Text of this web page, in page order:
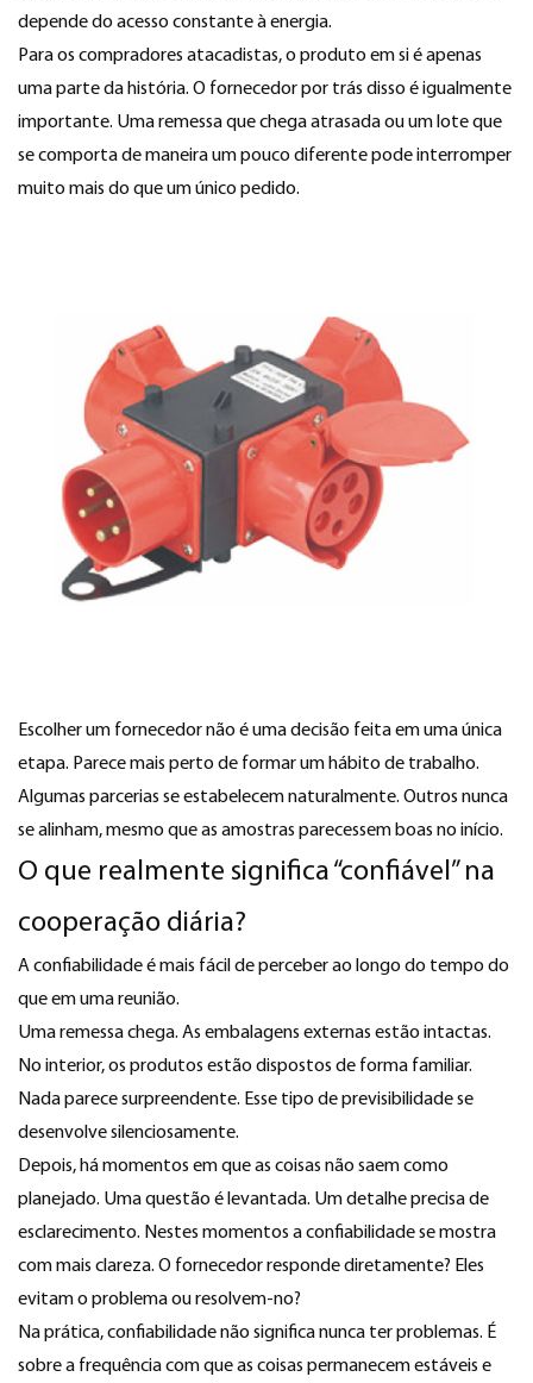
depende do acesso constante à energia.
Para os compradores atacadistas, o produto em si é apenas
uma parte da história. O fornecedor por trás disso é igualmente
importante. Uma remessa que chega atrasada ou um lote que
se comporta de maneira um pouco diferente pode interromper
muito mais do que um único pedido.
Escolher um fornecedor não é uma decisão feita em uma única
etapa. Parece mais perto de formar um hábito de trabalho.
Algumas parcerias se estabelecem naturalmente. Outros nunca
se alinham, mesmo que as amostras parecessem boas no início.
O que realmente significa “confiável” na
cooperação diária?
A confiabilidade é mais fácil de perceber ao longo do tempo do
que em uma reunião.
Uma remessa chega. As embalagens externas estão intactas.
No interior, os produtos estão dispostos de forma familiar.
Nada parece surpreendente. Esse tipo de previsibilidade se
desenvolve silenciosamente.
Depois, há momentos em que as coisas não saem como
planejado. Uma questão é levantada. Um detalhe precisa de
esclarecimento. Nestes momentos a confiabilidade se mostra
com mais clareza. O fornecedor responde diretamente? Eles
evitam o problema ou resolvem-no?
Na prática, confiabilidade não significa nunca ter problemas. É
sobre a frequência com que as coisas permanecem estáveis ​​e